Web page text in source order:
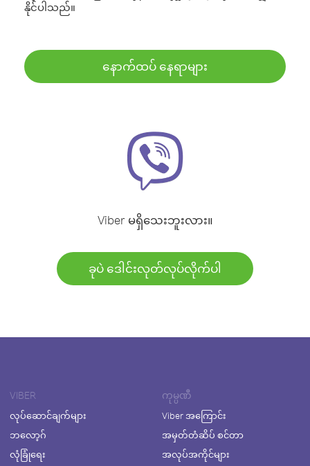
နိုင်ပါသည်။
နောက်ထပ် နေရာများ
Viber မရှိသေးဘူးလား။
ခုပဲ ဒေါင်းလုတ်လုပ်လိုက်ပါ
VIBER
လုပ်ဆောင်ချက်များ
ဘလော့ဂ်
လုံခြုံရေး
ကုမ္ပဏီ
Viber အကြောင်း
အမှတ်တံဆိပ် စင်တာ
အလုပ်အကိုင်များ